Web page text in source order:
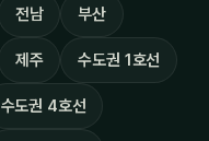
전남 부산
제주 수도권 1호선
수도권 4호선